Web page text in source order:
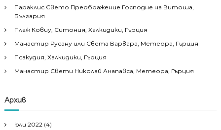
Параклис Свето Преображение Господне на Витоша,
България
Плаж Ковиу, Ситония, Халкидики, Гърция
Манастир Русану или Света Варвара, Метеора, Гърция
Псакудия, Халкидики, Гърция
Манастир Свети Николай Анапавса, Метеора, Гърция
Архив
юли 2022 (4)